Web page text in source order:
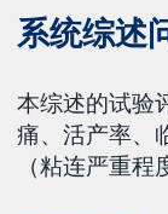
系统综述
本综述的试验
痛、活产率、
（粘连严重程